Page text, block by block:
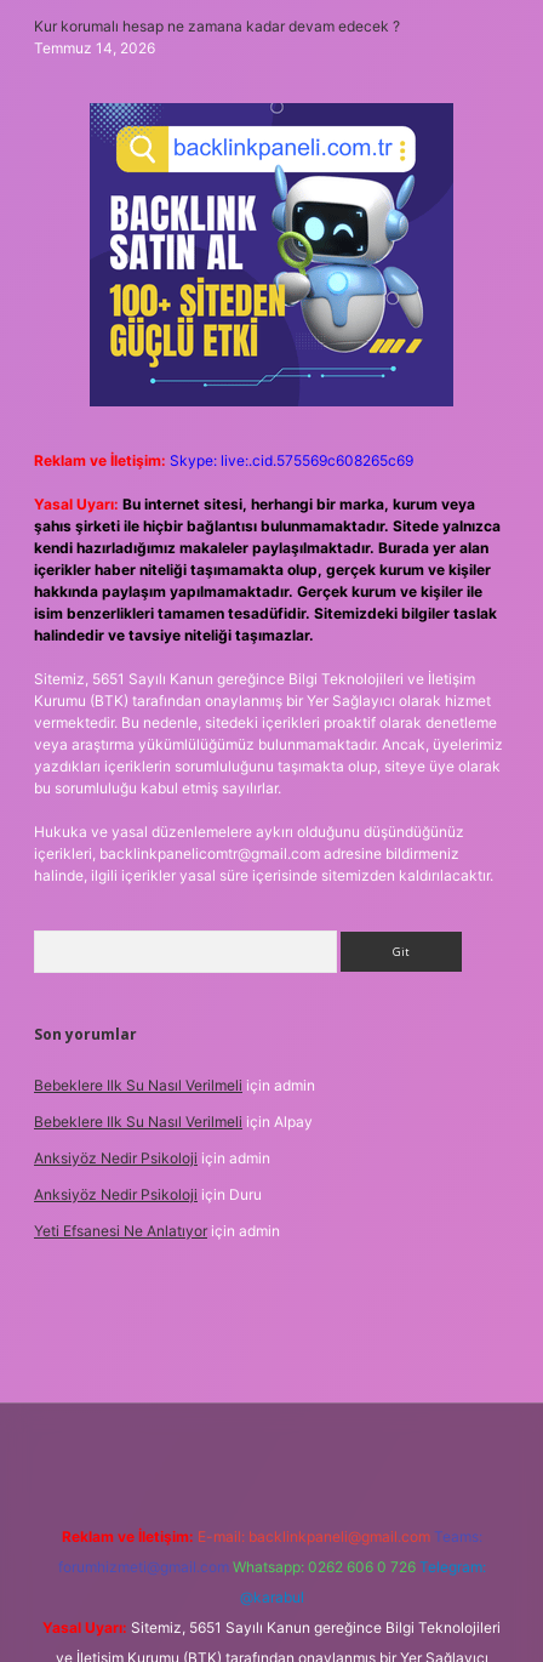
Kur korumalı hesap ne zamana kadar devam edecek ?
Temmuz 14, 2026
Reklam ve İletişim: Skype: live:.cid.575569c608265c69
Yasal Uyarı: Bu internet sitesi, herhangi bir marka, kurum veya
şahıs şirketi ile hiçbir bağlantısı bulunmamaktadır. Sitede yalnızca
kendi hazırladığımız makaleler paylaşılmaktadır. Burada yer alan
içerikler haber niteliği taşımamakta olup, gerçek kurum ve kişiler
hakkında paylaşım yapılmamaktadır. Gerçek kurum ve kişiler ile
isim benzerlikleri tamamen tesadüfidir. Sitemizdeki bilgiler taslak
halindedir ve tavsiye niteliği taşımazlar.
Sitemiz, 5651 Sayılı Kanun gereğince Bilgi Teknolojileri ve İletişim
Kurumu (BTK) tarafından onaylanmış bir Yer Sağlayıcı olarak hizmet
vermektedir. Bu nedenle, sitedeki içerikleri proaktif olarak denetleme
veya araştırma yükümlülüğümüz bulunmamaktadır. Ancak, üyelerimiz
yazdıkları içeriklerin sorumluluğunu taşımakta olup, siteye üye olarak
bu sorumluluğu kabul etmiş sayılırlar.
Hukuka ve yasal düzenlemelere aykırı olduğunu düşündüğünüz
içerikleri, backlinkpanelicomtr@gmail.com adresine bildirmeniz
halinde, ilgili içerikler yasal süre içerisinde sitemizden kaldırılacaktır.
Son yorumlar
Bebeklere Ilk Su Nasıl Verilmeli için admin
Bebeklere Ilk Su Nasıl Verilmeli için Alpay
Anksiyöz Nedir Psikoloji için admin
Anksiyöz Nedir Psikoloji için Duru
Yeti Efsanesi Ne Anlatıyor için admin
Reklam ve İletişim: E-mail: backlinkpaneli@gmail.com Teams:
forumhizmeti@gmail.com Whatsapp: 0262 606 0 726 Telegram:
@karabul
Yasal Uyarı: Sitemiz, 5651 Sayılı Kanun gereğince Bilgi Teknolojileri
ve İletişim Kurumu (BTK) tarafından onaylanmış bir Yer Sağlayıcı